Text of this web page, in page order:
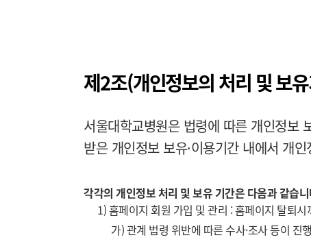
제2조(개인정보의 처리 및 보
서울대학교병원은 법령에 따른 개인정보
받은 개인정보 보유·이용기간 내에서 개
각각의 개인정보 처리 및 보유 기간은 다음과 같습
1) 홈페이지 회원 가입 및 관리 : 홈페이지 탈퇴
가) 관계 법령 위반에 따른 수사·조사 등이 진